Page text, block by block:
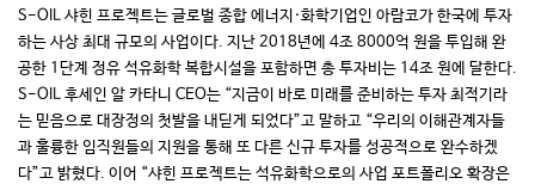
S-OIL 샤힌 프로젝트는 글로벌 종합 에너지·화학기업인 아람코가 한국에 투자
하는 사상 최대 규모의 사업이다. 지난 2018년에 4조 8000억 원을 투입해 완
공한 1단계 정유 석유화학 복합시설을 포함하면 총 투자비는 14조 원에 달한다.
S-OIL 후세인 알 카타니 CEO는 “지금이 바로 미래를 준비하는 투자 최적기라
는 믿음으로 대장정의 첫발을 내딛게 되었다”고 말하고 “우리의 이해관계자들
과 훌륭한 임직원들의 지원을 통해 또 다른 신규 투자를 성공적으로 완수하겠
다”고 밝혔다. 이어 “샤힌 프로젝트는 석유화학으로의 사업 포트폴리오 확장은